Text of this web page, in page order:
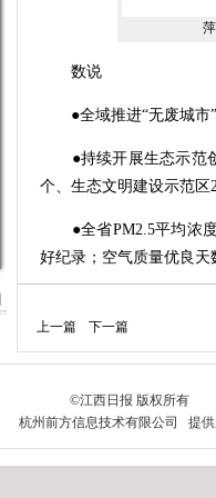
萍乡
数说
●全域推进“无废城市”
●持续开展生态示范创
个、生态文明建设示范区
●全省PM2.5平均浓度
好纪录；空气质量优良天
整治实现动态清零。
路，推动全面绿色转型
上一篇 下一篇